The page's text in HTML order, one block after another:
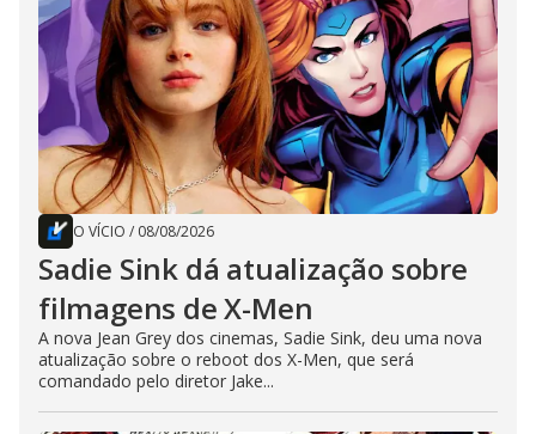
O VÍCIO / 08/08/2026
Sadie Sink dá atualização sobre
filmagens de X-Men
A nova Jean Grey dos cinemas, Sadie Sink, deu uma nova
atualização sobre o reboot dos X-Men, que será
comandado pelo diretor Jake...